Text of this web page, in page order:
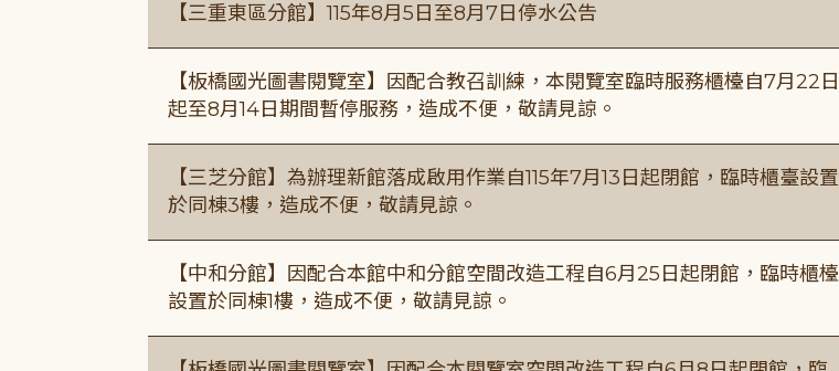
【三重東區分館】115年8月5日至8月7日停水公告
【板橋國光圖書閱覽室】因配合教召訓練，本閱覽室臨時服務櫃檯自7月22日
起至8月14日期間暫停服務，造成不便，敬請見諒。
【三芝分館】為辦理新館落成啟用作業自115年7月13日起閉館，臨時櫃臺設置
於同棟3樓，造成不便，敬請見諒。
【中和分館】因配合本館中和分館空間改造工程自6月25日起閉館，臨時櫃檯
設置於同棟1樓，造成不便，敬請見諒。